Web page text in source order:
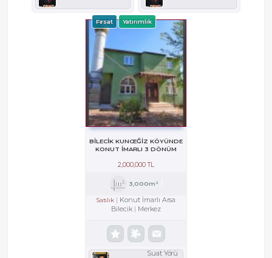
Fırsat Yatırımlık
BILECIK KUNCEĞIZ KÖYÜNDE
KONUT IMARLI 3 DÖNÜM
2,000,000 TL
3,000m²
Satılık
Konut İmarlı Arsa
Bilecik
Merkez
Suat Yörü